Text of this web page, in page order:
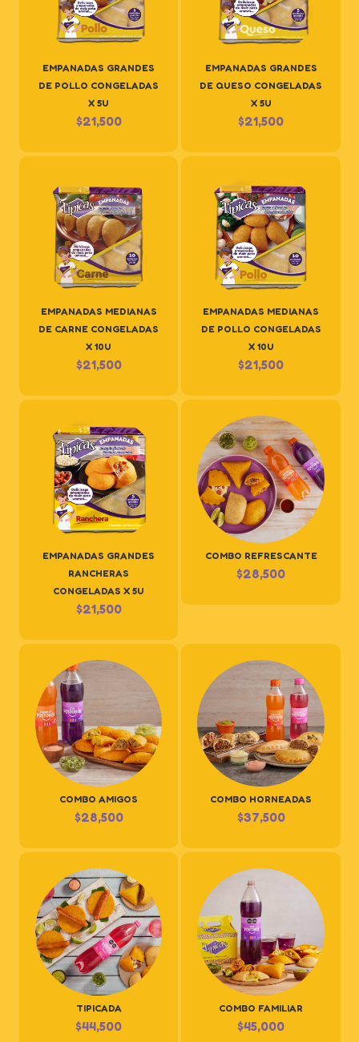
EMPANADAS GRANDES
DE POLLO CONGELADAS
X 5U
$21,500
EMPANADAS GRANDES
DE QUESO CONGELADAS
X 5U
$21,500
EMPANADAS MEDIANAS
DE CARNE CONGELADAS
X 10U
$21,500
EMPANADAS MEDIANAS
DE POLLO CONGELADAS
X 10U
$21,500
EMPANADAS GRANDES
RANCHERAS
CONGELADAS X 5U
$21,500
COMBO REFRESCANTE
$28,500
COMBO AMIGOS
$28,500
COMBO HORNEADAS
$37,500
TIPICADA
$44,500
COMBO FAMILIAR
$45,000